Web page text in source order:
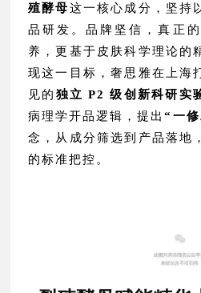
殖酵母这一核心成分，坚持
品研发。品牌坚信，真正
养，更基于皮肤科学理论的
现这一目标，奢思雅在上海
见的 独立 P2 级创新科研实
病理学开品逻辑，提出“一
念，从成分筛选到产品落地
的标准把控。